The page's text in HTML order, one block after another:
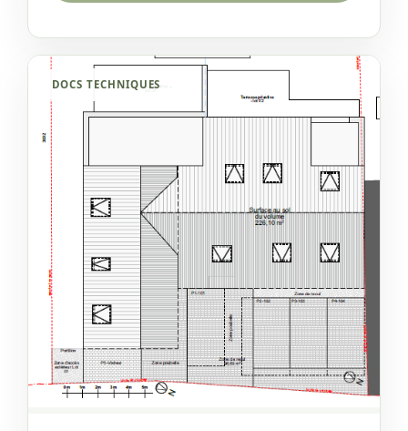
DOCS TECHNIQUES